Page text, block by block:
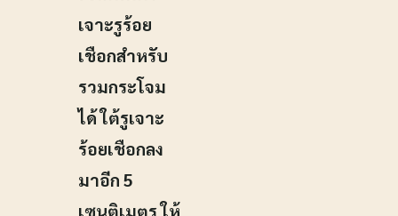
เจาะรูร้อย
เชือกสำหรับ
รวมกระโจม
ได้ ใต้รูเจาะ
ร้อยเชือกลง
มาอีก 5
เซนติเมตร ให้